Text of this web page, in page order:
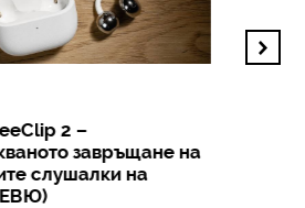
2 –
завръщане на
слушалки на